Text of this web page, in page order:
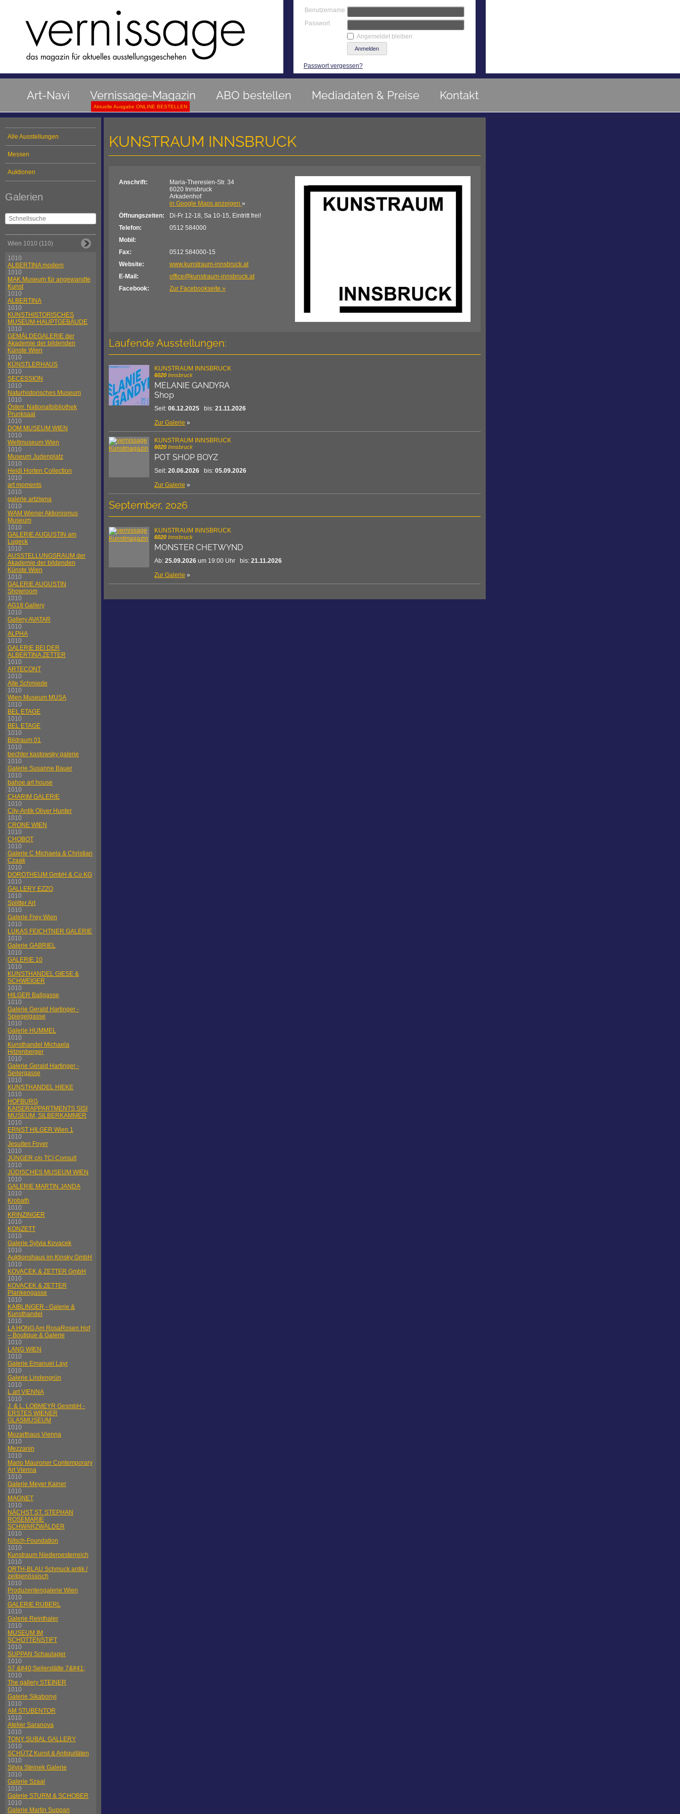
Benutzername
Passwort
Angemeldet bleiben
Passwort vergessen?
Art-Navi Vernissage-Magazin ABO bestellen Mediadaten & Preise Kontakt
Aktuelle Ausgabe ONLINE BESTELLEN
Alle Ausstellungen
Messen
Auktionen
Galerien
Wien 1010 (110)
1010
ALBERTINA modern
1010
MAK Museum für angewandte
Kunst
1010
ALBERTINA
1010
KUNSTHISTORISCHES
MUSEUM-HAUPTGEBÄUDE
1010
GEMÄLDEGALERIE der
Akademie der bildenden
Künste Wien
1010
KÜNSTLERHAUS
1010
SECESSION
1010
Naturhistorisches Museum
1010
Österr. Nationalbibliothek
Prunksaal
1010
DOM MUSEUM WIEN
1010
Weltmuseum Wien
1010
Museum Judenplatz
1010
Heidi Horten Collection
1010
art moments
1010
galerie artziwna
1010
WAM Wiener Aktionismus
Museum
1010
GALERIE AUGUSTIN am
Lugeck
1010
AUSSTELLUNGSRAUM der
Akademie der bildenden
Künste Wien
1010
GALERIE AUGUSTIN
Showroom
1010
AG18 Gallery
1010
Gallery AVATAR
1010
ALPHA
1010
GALERIE BEI DER
ALBERTINA ZETTER
1010
ARTECONT
1010
Alte Schmiede
1010
Wien Museum MUSA
1010
BEL ETAGE
1010
BEL ETAGE
1010
Bildraum 01
1010
bechter kastowsky galerie
1010
Galerie Susanne Bauer
1010
bahoe art house
1010
CHARIM GALERIE
1010
City-Antik Oliver Hunter
1010
CRONE WIEN
1010
CHOBOT
1010
Galerie C Michaela & Christian
Czaak
1010
DOROTHEUM GmbH & Co KG
1010
GALLERY EZZO
1010
Splitter Art
1010
Galerie Frey Wien
1010
LUKAS FEICHTNER GALERIE
1010
Galerie GABRIEL
1010
GALERIE 10
1010
KUNSTHANDEL GIESE &
SCHWEIGER
1010
HILGER Ballgasse
1010
Galerie Gerald Hartinger -
Spiegelgasse
1010
Galerie HUMMEL
1010
Kunsthandel Michaela
Hitzenberger
1010
Galerie Gerald Hartinger -
Seilergasse
1010
KUNSTHANDEL HIEKE
1010
HOFBURG
KAISERAPPARTMENTS SISI
MUSEUM, SILBERKAMMER
1010
ERNST HILGER Wien 1
1010
Jesuiten Foyer
1010
JÜNGER c/o TCI Consult
1010
JÜDISCHES MUSEUM WIEN
1010
GALERIE MARTIN JANDA
1010
Krobath
1010
KRINZINGER
1010
KONZETT
1010
Galerie Sylvia Kovacek
1010
Auktionshaus im Kinsky GmbH
1010
KOVACEK & ZETTER GmbH
1010
KOVACEK & ZETTER
Plankengasse
1010
KAIBLINGER - Galerie &
Kunsthandel
1010
LA HONG Am RosaRosen Hof
– Boutique & Galerie
1010
LANG WIEN
1010
Galerie Emanuel Layr
1010
Galerie Lindengrün
1010
L.art VIENNA
1010
J. & L. LOBMEYR GesmbH -
ERSTES WIENER
GLASMUSEUM
1010
Mozarthaus Vienna
1010
Mezzanin
1010
Mario Mauroner Contemporary
Art Vienna
1010
Galerie Meyer Kainer
1010
MAGNET
1010
NÄCHST ST. STEPHAN
ROSEMARIE
SCHWARZWÄLDER
1010
Nitsch-Foundation
1010
Kunstraum Niederoesterreich
1010
ORTH-BLAU Schmuck antik /
zeitgenössisch
1010
Produzentengalerie Wien
1010
GALERIE RUBERL
1010
Galerie Reinthaler
1010
MUSEUM IM
SCHOTTENSTIFT
1010
SUPPAN Schaulager
1010
S7 &#40;Seilerstätte 7&#41;
1010
The gallery STEINER
1010
Galerie Sikabonyi
1010
AM STUBENTOR
1010
Atelier Saranova
1010
TONY SUBAL GALLERY
1010
SCHÜTZ Kunst & Antiquitäten
1010
Silvia Steinek Galerie
1010
Galerie Szaal
1010
Galerie STURM & SCHOBER
1010
Galerie Martin Suppan
KUNSTRAUM INNSBRUCK
Anschrift:
Maria-Theresien-Str. 34
6020 Innsbruck
Arkadenhof
in Google Maps anzeigen »
Öffnungszeiten:
Di-Fr 12-18, Sa 10-15, Eintritt frei!
Telefon:
0512 584000
Mobil:
Fax:
0512 584000-15
Website:
www.kunstraum-innsbruck.at
E-Mail:
office@kunstraum-innsbruck.at
Facebook:
Zur Facebookseite »
Laufende Ausstellungen:
KUNSTRAUM INNSBRUCK
6020 Innsbruck
MELANIE GANDYRA
Shop
Seit: 06.12.2025 bis: 21.11.2026
Zur Galerie »
KUNSTRAUM INNSBRUCK
6020 Innsbruck
POT SHOP BOYZ
Seit: 20.06.2026 bis: 05.09.2026
Zur Galerie »
September, 2026
KUNSTRAUM INNSBRUCK
6020 Innsbruck
MONSTER CHETWYND
Ab: 25.09.2026 um 19:00 Uhr bis: 21.11.2026
Zur Galerie »